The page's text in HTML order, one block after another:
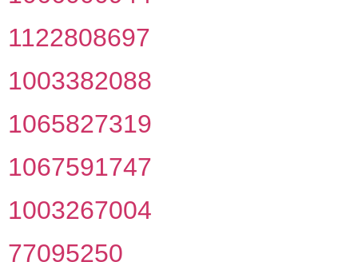
1122808697
1003382088
1065827319
1067591747
1003267004
77095250